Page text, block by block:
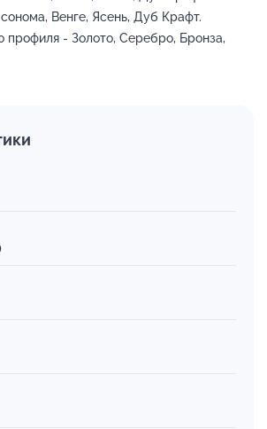
Венге, Ясень, Дуб Крафт.
профиля - Золото, Серебро, Бронза,